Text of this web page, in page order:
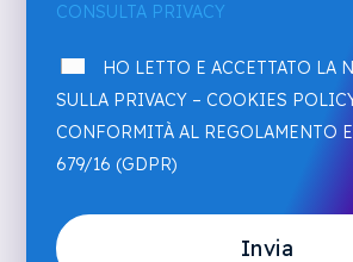
CONSULTA PRIVACY
HO LETTO E ACCETTATO LA
SULLA PRIVACY – COOKIES
CONFORMITÀ AL REGOLAMENTO
679/16 (GDPR)